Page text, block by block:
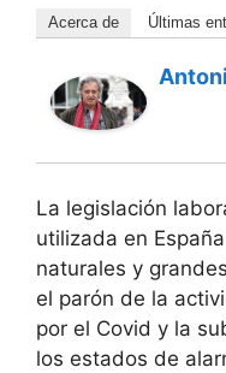
Acerca de Últimas
La legislación
utilizada en
naturales y
el parón de la
por el Covid y la
los estados de